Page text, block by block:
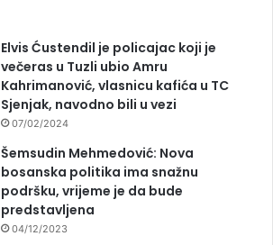
Elvis Ćustendil je policajac koji je
večeras u Tuzli ubio Amru
Kahrimanović, vlasnicu kafića u TC
Sjenjak, navodno bili u vezi
07/02/2024
Šemsudin Mehmedović: Nova
bosanska politika ima snažnu
podršku, vrijeme je da bude
predstavljena
04/12/2023